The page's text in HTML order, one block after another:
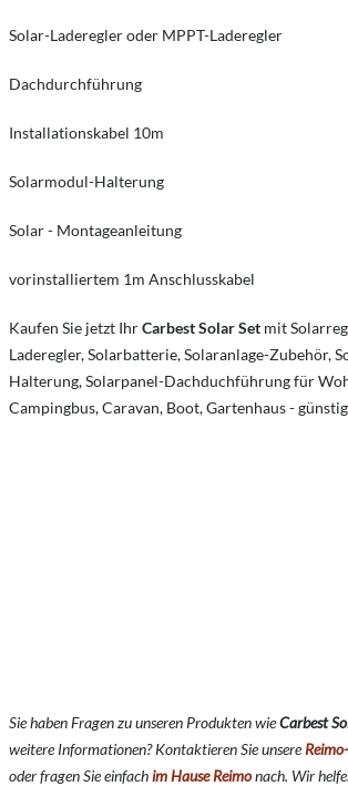
Solar-Laderegler oder MPPT-Laderegler
Dachdurchführung
Installationskabel 10m
Solarmodul-Halterung
Solar - Montageanleitung
vorinstalliertem 1m Anschlusskabel
Kaufen Sie jetzt IhrCarbest Solar Set mit
Laderegler, Solarbatterie, Solaranlage-Zubehör,
Halterung, Solarpanel-Dachduchführung für
Campingbus, Caravan, Boot, Gartenhaus -
Sie haben Fragen zu unseren Produkten wieCarbest
weitere Informationen? Kontaktieren Sie unsere
oder fragen Sie einfachim Hause Reimonach. Wir